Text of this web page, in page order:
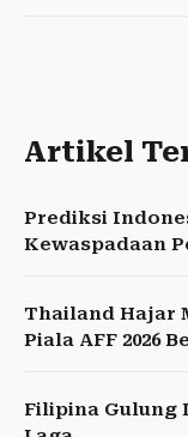
Artikel
Prediksi
Kewaspadaan
Thailand Hajar
Piala AFF 2026
Filipina Gulung